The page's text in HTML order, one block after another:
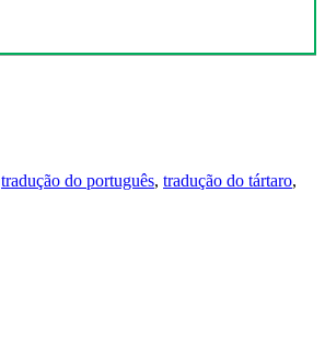
tradução do português, tradução do tártaro,